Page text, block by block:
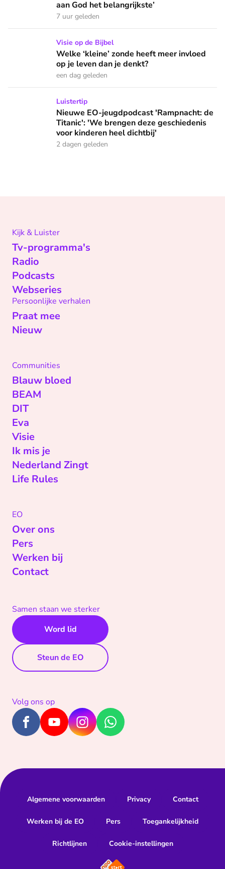
aan God het belangrijkste’
7 uur geleden
Welke ‘kleine’ zonde heeft meer invloed op je leven dan je
Visie op de Bijbel
Welke ‘kleine’ zonde heeft meer invloed
op je leven dan je denkt?
een dag geleden
Nieuwe EO-jeugdpodcast 'Rampnacht: de Titanic': 'We
Luistertip
Nieuwe EO-jeugdpodcast 'Rampnacht: de
Titanic': 'We brengen deze geschiedenis
voor kinderen heel dichtbij'
2 dagen geleden
Kijk & Luister
Tv-programma's
Radio
Podcasts
Webseries
Persoonlijke verhalen
Praat mee
Nieuw
Communities
Blauw bloed
BEAM
DIT
Eva
Visie
Ik mis je
Nederland Zingt
Life Rules
EO
Over ons
Pers
Werken bij
Contact
Samen staan we sterker
Word lid
Steun de EO
Volg ons op
Algemene voorwaarden Privacy Contact
Werken bij de EO Pers Toegankelijkheid
Richtlijnen Cookie-instellingen